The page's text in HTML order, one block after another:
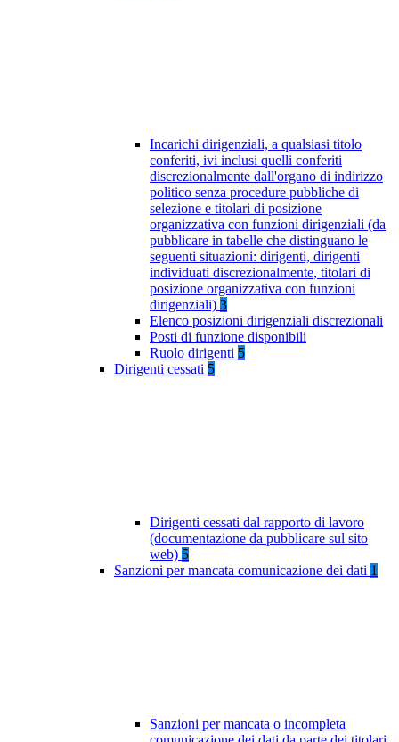
Incarichi dirigenziali, a qualsiasi titolo
conferiti, ivi inclusi quelli conferiti
discrezionalmente dall'organo di indirizzo
politico senza procedure pubbliche di
selezione e titolari di posizione
organizzativa con funzioni dirigenziali (da
pubblicare in tabelle che distinguano le
seguenti situazioni: dirigenti, dirigenti
individuati discrezionalmente, titolari di
posizione organizzativa con funzioni
dirigenziali) 3
Elenco posizioni dirigenziali discrezionali
Posti di funzione disponibili
Ruolo dirigenti 5
Dirigenti cessati 5
Dirigenti cessati dal rapporto di lavoro
(documentazione da pubblicare sul sito
web) 5
Sanzioni per mancata comunicazione dei dati 1
Sanzioni per mancata o incompleta